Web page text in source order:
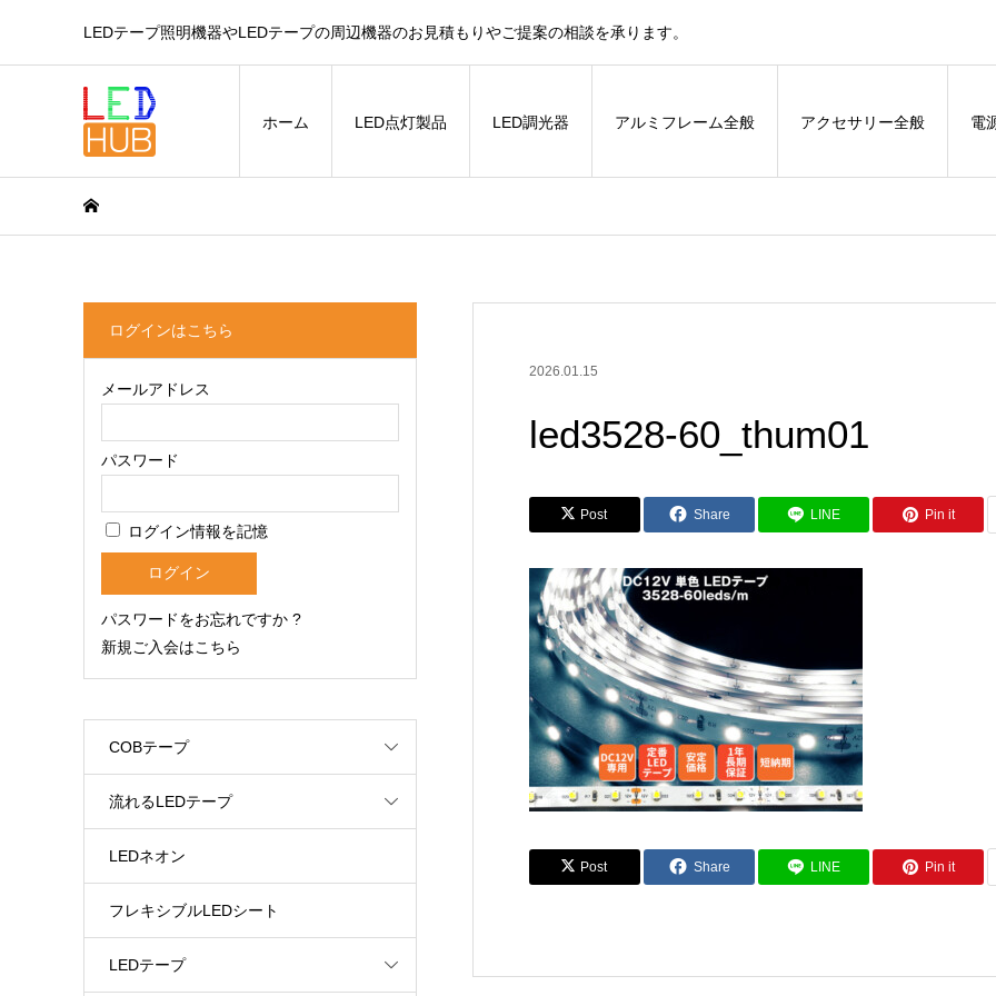
LEDテープ照明機器やLEDテープの周辺機器のお見積もりやご提案の相談を承ります。
ホーム LED点灯製品 LED調光器 アルミフレーム全般 アクセサリー全般 電
2026.01.15
led3528-60_thum01
Post Share LINE Pin it
Post Share LINE Pin it
ログインはこちら
メールアドレス
パスワード
ログイン情報を記憶
パスワードをお忘れですか ?
新規ご入会はこちら
COBテープ
流れるLEDテープ
LEDネオン
フレキシブルLEDシート
LEDテープ